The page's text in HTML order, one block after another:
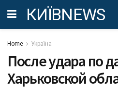
КИЇВNEWS
Home Україна
После удара по
Харьковской